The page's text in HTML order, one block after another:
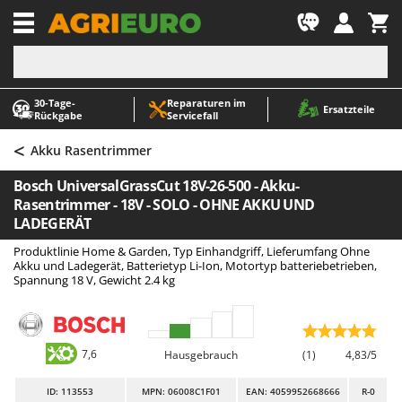
30‑Tage-
Rückgabe
Reparaturen im
Servicefall
Ersatzteile
-1
A
Abbeermaschinen - Traubenmühlen
Abfüllgeräte
Akku Gartenscheren
Akku Gras- und Strauchscheren
Akku-Stichsägen
Allzwecktransporter - Motorschubkarren
Alu-Teleskopleitern
Anbaubagger Heckbagger für Traktoren
Arbeitsschutzkleidung
Aschesauger
Astkettensägen - Hochentaster
A
ABAC
AgriEuro Premium
AgriEuro TOP-LINE
AGT
Aima
Airmec
AL-KO
Alce
Alpina
Ama
< Akku Rasentrimmer
Bosch UniversalGrassCut 18V-26-500 - Akku-
Rasentrimmer - 18V - SOLO - OHNE AKKU UND
LADEGERÄT
Produktlinie Home & Garden, Typ Einhandgriff, Lieferumfang Ohne
Akku und Ladegerät, Batterietyp Li-Ion, Motortyp batteriebetrieben,
Spannung 18 V, Gewicht 2.4 kg
7,6 Hausgebrauch (1) 4,83/5
ID: 113553 MPN: 06008C1F01 EAN: 4059952668666 R-0